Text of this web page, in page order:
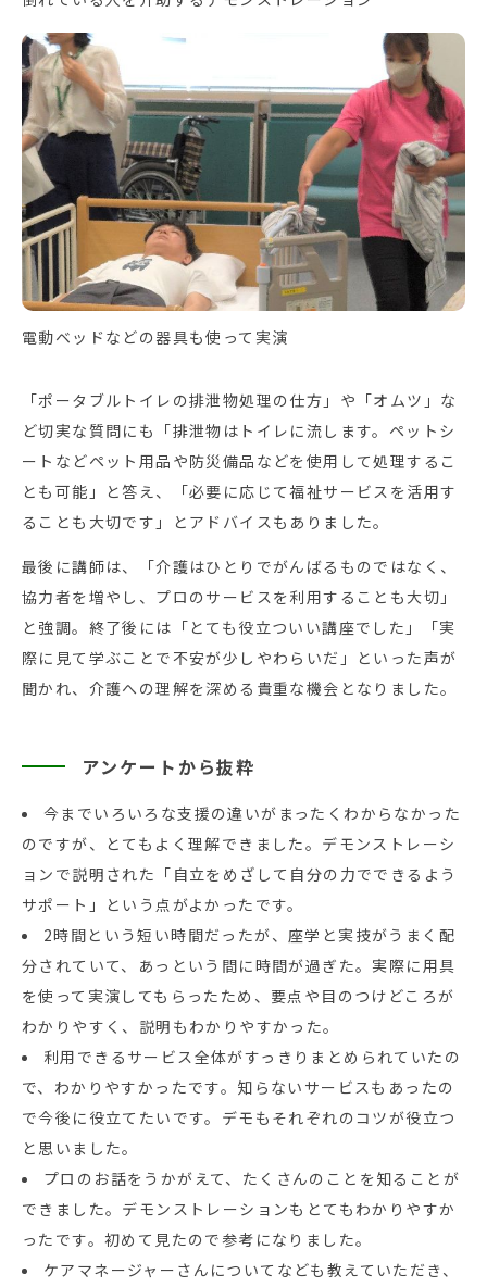
電動ベッドなどの器具も使って実演
「ポータブルトイレの排泄物処理の仕方」や「オムツ」な
ど切実な質問にも「排泄物はトイレに流します。ペットシ
ートなどペット用品や防災備品などを使用して処理するこ
とも可能」と答え、「必要に応じて福祉サービスを活用す
ることも大切です」とアドバイスもありました。
最後に講師は、「介護はひとりでがんばるものではなく、
協力者を増やし、プロのサービスを利用することも大切」
と強調。終了後には「とても役立ついい講座でした」「実
際に見て学ぶことで不安が少しやわらいだ」といった声が
聞かれ、介護への理解を深める貴重な機会となりました。
アンケートから抜粋
今までいろいろな支援の違いがまったくわからなかった
のですが、とてもよく理解できました。デモンストレーシ
ョンで説明された「自立をめざして自分の力でできるよう
サポート」という点がよかったです。
2時間という短い時間だったが、座学と実技がうまく配
分されていて、あっという間に時間が過ぎた。実際に用具
を使って実演してもらったため、要点や目のつけどころが
わかりやすく、説明もわかりやすかった。
利用できるサービス全体がすっきりまとめられていたの
で、わかりやすかったです。知らないサービスもあったの
で今後に役立てたいです。デモもそれぞれのコツが役立つ
と思いました。
プロのお話をうかがえて、たくさんのことを知ることが
できました。デモンストレーションもとてもわかりやすか
ったです。初めて見たので参考になりました。
ケアマネージャーさんについてなども教えていただき、